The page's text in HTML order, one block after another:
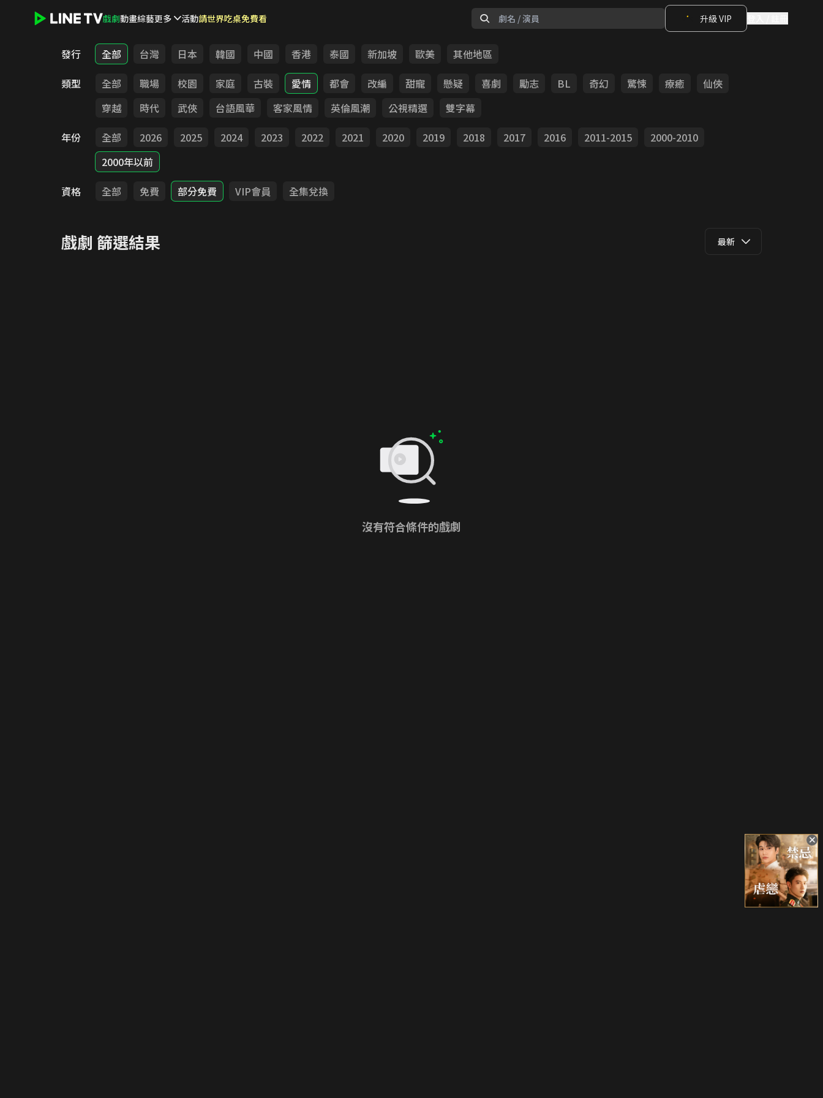
戲劇動畫綜藝更多 活動請世界吃桌免費看 升級 VIP
發行 全部 台灣 日本 韓國 中國 香港 泰國 新加坡 歐美
其他地區
類型
全部 職場 校園 家庭 古裝 愛情 都會 改編 甜寵 懸疑 喜劇 勵志 BL 奇幻 驚悚 療癒
仙俠
穿越
時代 武俠 台語風華 客家風情 英倫風潮 公視精選
雙字幕
年份
全部 2026 2025 2024 2023 2022 2021 2020 2019 2018 2017 2016 2011-2015
2000-2010
2000年以前
資格
全部 免費 部分免費 VIP會員 全集兌換
戲劇 篩選結果 最新
沒有符合條件的戲劇